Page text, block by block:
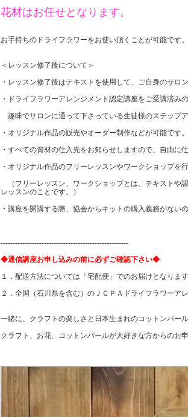
花材はお任せとなります。
お手持ちのドライフラワーをお使い頂くことが可能です。
＜レッスン修了後について＞
・レッスン修了後はテキストを使用して、ご自身のサロ
・ドライフラワーアレンジメント認定講座をご受講済み
趣味でサロンに通って下さっている生徒様のステップ
・オリジナル作品の販売やオーダー制作などが可能です。
・すべての資材の仕入先をお知らせしますので、自由に
・オリジナル作品のフリーレッスンやワークショップを行
（フリーレッスン、ワークショップとは、テキストや
レッスンのことです。）
・講座を開講する際、協会からキットの購入義務がない
-----------------------------------------------------
◆通信講座お申し込みの前に必ずご確認下さい◆
１．配送方法については「宅配便」でのお届けとなりま
２．全国（石川県を含む）のＪＣＰＡドライフラワーア
一緒に、クラフトの楽しさと日本生まれのコットンパー
クラフト、お花、コットンパールが大好きな方からのお